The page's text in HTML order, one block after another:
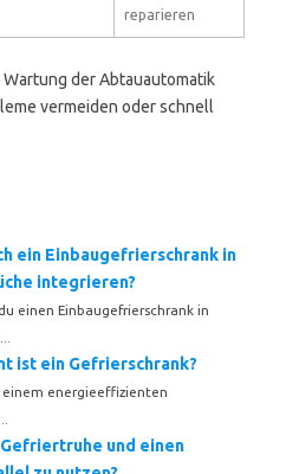
reparieren
der Abtauautomatik
vermeiden oder schnell
ein Einbaugefrierschrank in
integrieren?
einen Einbaugefrierschrank in
ist ein Gefrierschrank?
energieeffizienten
und einen